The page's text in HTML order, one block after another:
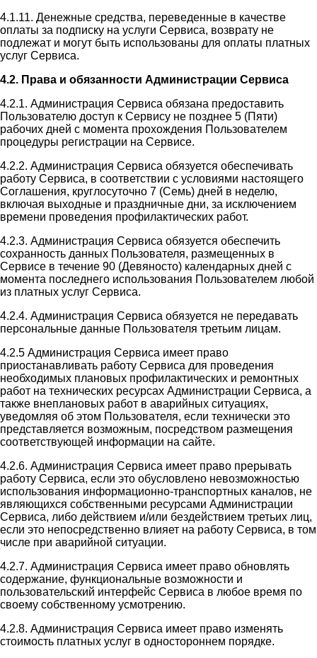
4.1.11. Денежные средства, переведенные в качестве
оплаты за подписку на услуги Сервиса, возврату не
подлежат и могут быть использованы для оплаты платных
услуг Сервиса.
4.2. Права и обязанности Администрации Сервиса
4.2.1. Администрация Сервиса обязана предоставить
Пользователю доступ к Сервису не позднее 5 (Пяти)
рабочих дней с момента прохождения Пользователем
процедуры регистрации на Сервисе.
4.2.2. Администрация Сервиса обязуется обеспечивать
работу Сервиса, в соответствии с условиями настоящего
Соглашения, круглосуточно 7 (Семь) дней в неделю,
включая выходные и праздничные дни, за исключением
времени проведения профилактических работ.
4.2.3. Администрация Сервиса обязуется обеспечить
сохранность данных Пользователя, размещенных в
Сервисе в течение 90 (Девяносто) календарных дней с
момента последнего использования Пользователем любой
из платных услуг Сервиса.
4.2.4. Администрация Сервиса обязуется не передавать
персональные данные Пользователя третьим лицам.
4.2.5 Администрация Сервиса имеет право
приостанавливать работу Сервиса для проведения
необходимых плановых профилактических и ремонтных
работ на технических ресурсах Администрации Сервиса, а
также внеплановых работ в аварийных ситуациях,
уведомляя об этом Пользователя, если технически это
представляется возможным, посредством размещения
соответствующей информации на сайте.
4.2.6. Администрация Сервиса имеет право прерывать
работу Сервиса, если это обусловлено невозможностью
использования информационно-транспортных каналов, не
являющихся собственными ресурсами Администрации
Сервиса, либо действием и/или бездействием третьих лиц,
если это непосредственно влияет на работу Сервиса, в том
числе при аварийной ситуации.
4.2.7. Администрация Сервиса имеет право обновлять
содержание, функциональные возможности и
пользовательский интерфейс Сервиса в любое время по
своему собственному усмотрению.
4.2.8. Администрация Сервиса имеет право изменять
стоимость платных услуг в одностороннем порядке.